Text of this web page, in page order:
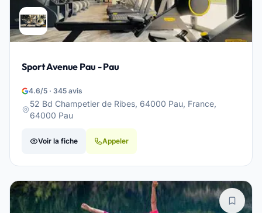
Sport Avenue Pau - Pau
4.6/5 · 345 avis
52 Bd Champetier de Ribes, 64000 Pau, France,
64000 Pau
Voir la fiche Appeler